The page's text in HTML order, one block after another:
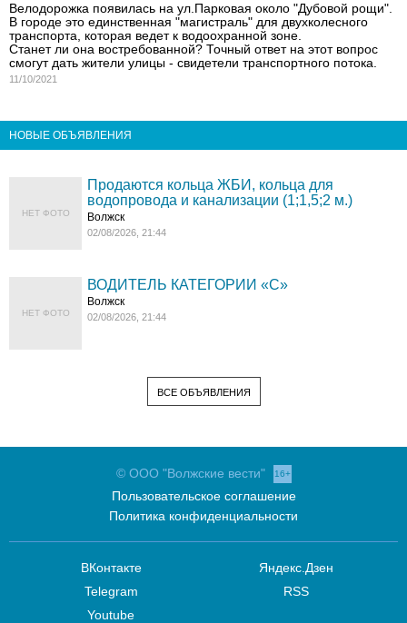
Велодорожка появилась на ул.Парковая около "Дубовой рощи".
В городе это единственная "магистраль" для двухколесного
транспорта, которая ведет к водоохранной зоне.
Станет ли она востребованной? Точный ответ на этот вопрос
смогут дать жители улицы - свидетели транспортного потока.
11/10/2021
НОВЫЕ ОБЪЯВЛЕНИЯ
НЕТ ФОТО
Продаются кольца ЖБИ, кольца для
водопровода и канализации (1;1,5;2 м.)
Волжск
02/08/2026, 21:44
НЕТ ФОТО
ВОДИТЕЛЬ КАТЕГОРИИ «C»
Волжск
02/08/2026, 21:44
ВСЕ ОБЪЯВЛЕНИЯ
© ООО "Волжские вести" 16+
Пользовательское соглашение
Политика конфиденциальности
ВКонтакте
Telegram
Youtube
Яндекс.Дзен
RSS